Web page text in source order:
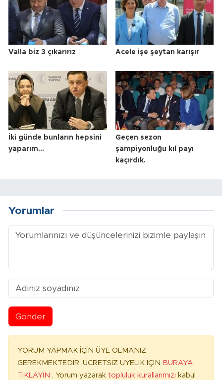
Valla biz 3 çıkarırız Acele işe şeytan karışır
İki günde bunların hepsini
yaparım…
Geçen sezon
şampiyonluğu kıl payı
kaçırdık.
Yorumlar
Gönder
YORUM YAPMAK İÇİN ÜYE OLMANIZ
GEREKMEKTEDİR. ÜCRETSİZ ÜYELİK İÇİN BURAYA
TIKLAYIN . Yorum yazarak topluluk kurallarımızı kabul